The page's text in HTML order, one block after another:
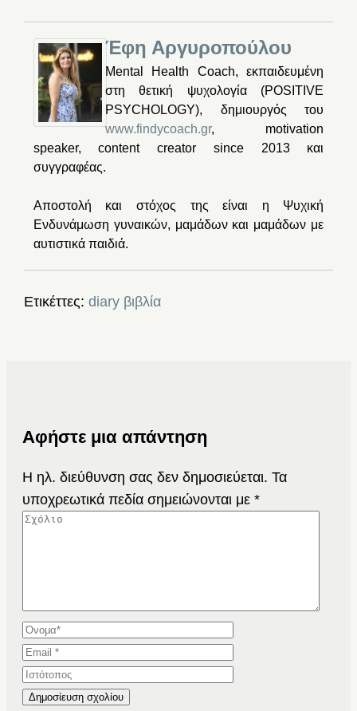
Έφη Αργυροπούλου
Mental Health Coach, εκπαιδευμένη
στη θετική ψυχολογία (POSITIVE
PSYCHOLOGY), δημιουργός του
www.findycoach.gr, motivation
speaker, content creator since 2013 και
συγγραφέας.
Αποστολή και στόχος της είναι η Ψυχική
Ενδυνάμωση γυναικών, μαμάδων και μαμάδων με
αυτιστικά παιδιά.
Ετικέττες: diary βιβλία
Αφήστε μια απάντηση
Η ηλ. διεύθυνση σας δεν δημοσιεύεται. Τα
υποχρεωτικά πεδία σημειώνονται με *